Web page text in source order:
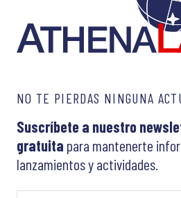
NO TE PIERDAS NINGUNA
Suscríbete a nuestro
gratuita para mantenerte
lanzamientos y actividades.